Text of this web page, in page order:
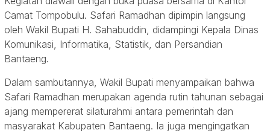
Camat Tompobulu. Safari Ramadhan dipimpin langsung
oleh Wakil Bupati H. Sahabuddin, didampingi Kepala Dinas
Komunikasi, Informatika, Statistik, dan Persandian
Bantaeng.
Dalam sambutannya, Wakil Bupati menyampaikan bahwa
Safari Ramadhan merupakan agenda rutin tahunan sebagai
ajang mempererat silaturahmi antara pemerintah dan
masyarakat Kabupaten Bantaeng. Ia juga mengingatkan